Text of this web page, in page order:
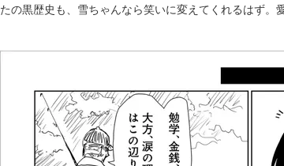
たの黒歴史も、雪ちゃんなら笑いに変えてくれるはず。